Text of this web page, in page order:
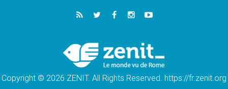
«La paix commence par l'empathie» estime
le cardinal Parolin
En Colombie, «la paix ne s'achète pas avec
une signature»
Copyright © 2026 ZENIT. All Rights Reserved. https://fr.zenit.org